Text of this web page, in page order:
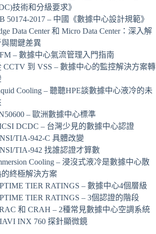
技術和分級要求》
50174-2017 – 中國《數據中心設計規範》
Data Center 和 Micro Data Center：深入解
與關鍵差異
– 數據中心氣流管理入門指南
CCTV 到 VSS – 數據中心的監控解決方案轉
Cooling – 聽聽HPE談數據中心液冷的未
– 歐洲數據中心標準
DCDC – 台灣少見的數據中心認證
TIA-942-C 具體改變
TIA-942 找誰認證才算數
Cooling – 浸沒式液冷是數據中心散
的終極解決方案
TIER RATINGS – 數據中心4個層級
TIER RATINGS – 3個認證的階段
和 CRAH – 2種常見數據中心空調系統
INX 760 探針顯微鏡